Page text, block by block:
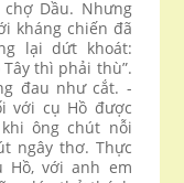
Dầu. Nhưng
kháng chiến đã
lại dứt khoát:
thì phải thù”.
đau như cắt. -
với cụ Hồ được
ông chút nỗi
ngây thơ. Thực
với anh em